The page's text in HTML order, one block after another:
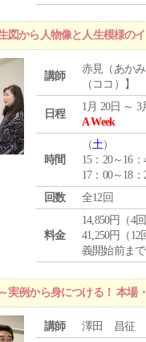
から人物像と人生模様の
講師
赤見（あか
（ココ）】
日程
1月 20日 ～ 3
A Week
時間
（土）
15：20～16：
17：00～18：
回数
全12回
料金
14,850円（4
41,250円（
義開始前まで
例から身につける！ 本場
講師 澤田 昌征